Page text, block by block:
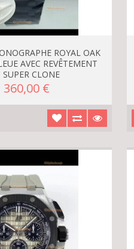
ROYAL OAK
AVEC REVÊTEMENT
SUPER CLONE
360,00 €